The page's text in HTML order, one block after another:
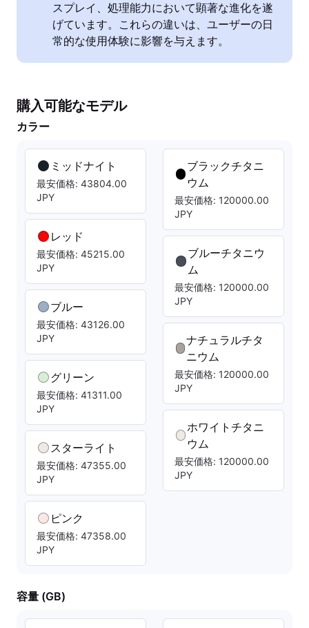
スプレイ、処理能力において顕著な進化を遂
げています。これらの違いは、ユーザーの日
常的な使用体験に影響を与えます。
購入可能なモデル
カラー
ミッドナイト
最安価格: 43804.00
JPY
レッド
最安価格: 45215.00
JPY
ブルー
最安価格: 43126.00
JPY
グリーン
最安価格: 41311.00
JPY
スターライト
最安価格: 47355.00
JPY
ピンク
最安価格: 47358.00
JPY
ブラックチタニ
ウム
最安価格: 120000.00
JPY
ブルーチタニウ
ム
最安価格: 120000.00
JPY
ナチュラルチタ
ニウム
最安価格: 120000.00
JPY
ホワイトチタニ
ウム
最安価格: 120000.00
JPY
容量 (GB)